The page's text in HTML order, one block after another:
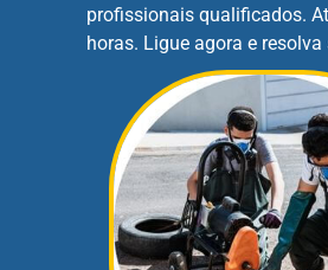
profissionais qualificados.
horas. Ligue agora e